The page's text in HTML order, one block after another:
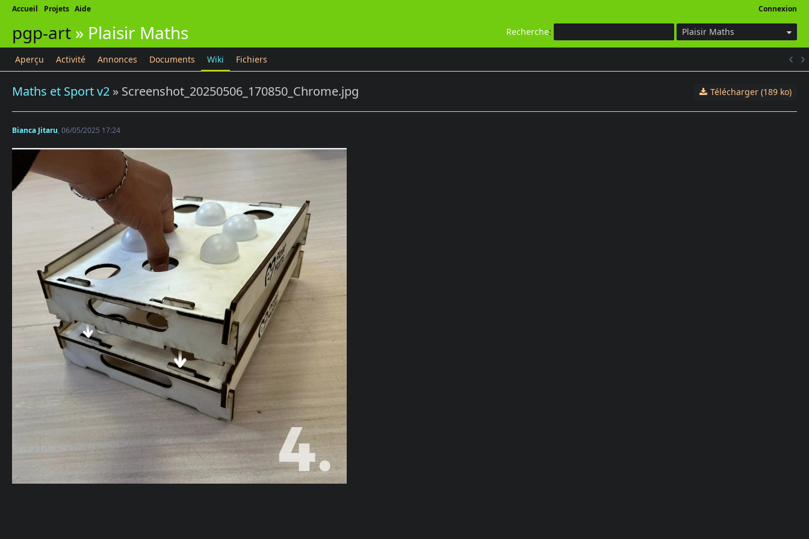
Connexion
Accueil Projets Aide
Recherche: Plaisir Maths
pgp-art » Plaisir Maths
Aperçu Activité Annonces Documents Wiki Fichiers
Télécharger (189 ko)
Maths et Sport v2 » Screenshot_20250506_170850_Chrome.jpg
Bianca Jitaru, 06/05/2025 17:24